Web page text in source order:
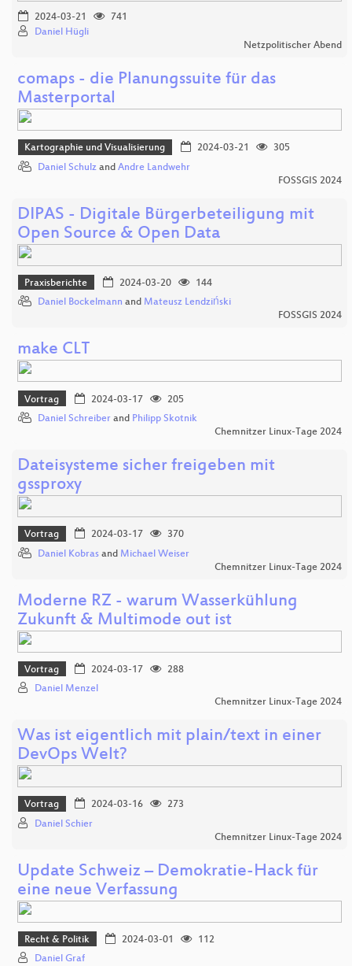
2024-03-21
741
Daniel Hügli
Netzpolitischer Abend
comaps - die Planungssuite für das
Masterportal
Kartographie und Visualisierung 2024-03-21
305
Daniel Schulz and Andre Landwehr
FOSSGIS 2024
DIPAS - Digitale Bürgerbeteiligung mit
Open Source & Open Data
Praxisberichte 2024-03-20
144
Daniel Bockelmann and Mateusz Lendziński
FOSSGIS 2024
make CLT
Vortrag 2024-03-17
205
Daniel Schreiber and Philipp Skotnik
Chemnitzer Linux-Tage 2024
Dateisysteme sicher freigeben mit
gssproxy
Vortrag 2024-03-17
370
Daniel Kobras and Michael Weiser
Chemnitzer Linux-Tage 2024
Moderne RZ - warum Wasserkühlung
Zukunft & Multimode out ist
Vortrag 2024-03-17
288
Daniel Menzel
Chemnitzer Linux-Tage 2024
Was ist eigentlich mit plain/text in einer
DevOps Welt?
Vortrag 2024-03-16
273
Daniel Schier
Chemnitzer Linux-Tage 2024
Update Schweiz – Demokratie-Hack für
eine neue Verfassung
Recht & Politik 2024-03-01
112
Daniel Graf